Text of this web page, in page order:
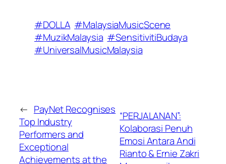
#DOLLA #MalaysiaMusicScene
#MuzikMalaysia #SensitivitiBudaya
#UniversalMusicMalaysia
← PayNet Recognises
Top Industry
Performers and
Exceptional
Achievements at the
“PERJALANAN”:
Kolaborasi Penuh
Emosi Antara Andi
Rianto & Ernie Zakri